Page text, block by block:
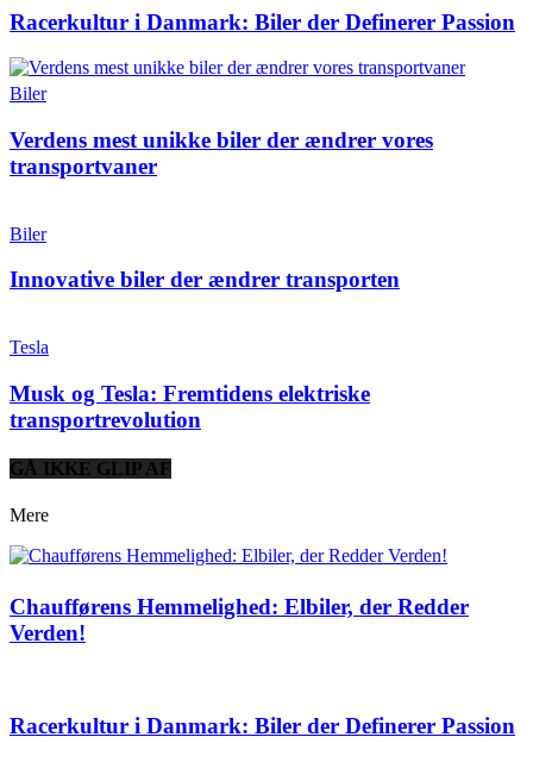
Racerkultur i Danmark: Biler der Definerer Passion
Biler
Verdens mest unikke biler der ændrer vores
transportvaner
Biler
Innovative biler der ændrer transporten
Tesla
Musk og Tesla: Fremtidens elektriske
transportrevolution
GÅ IKKE GLIP AF
Mere
Chaufførens Hemmelighed: Elbiler, der Redder
Verden!
Racerkultur i Danmark: Biler der Definerer Passion